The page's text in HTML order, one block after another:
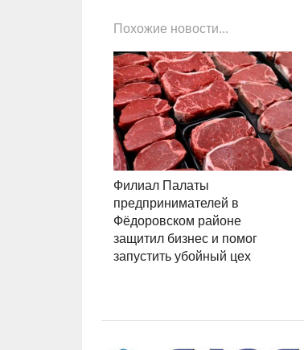
Похожие новости...
Филиал Палаты
предпринимателей в
Фёдоровском районе
защитил бизнес и помог
запустить убойный цех